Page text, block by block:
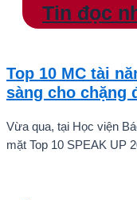
Tin đọc
Top 10 MC tài
sàng cho chặng
Vừa qua, tại Học viện
mặt Top 10 SPEAK UP